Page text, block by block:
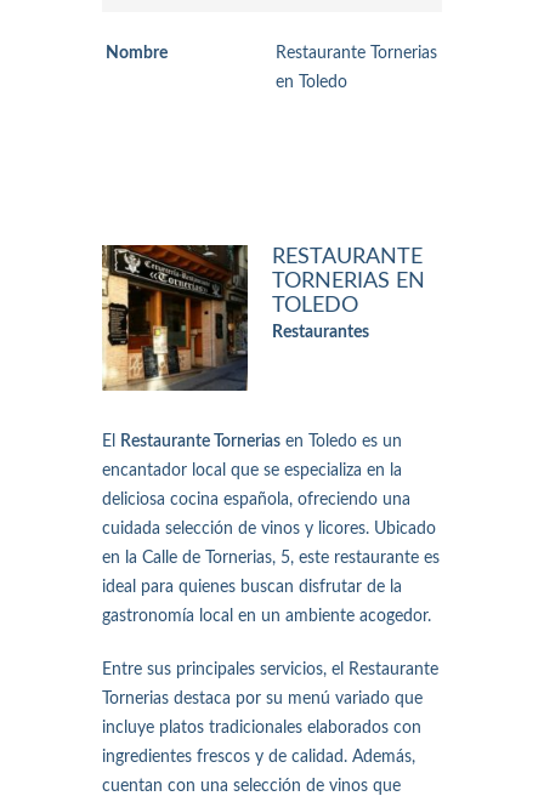
Nombre
Restaurante Tornerias
en Toledo
RESTAURANTE
TORNERIAS EN
TOLEDO
Restaurantes
El Restaurante Tornerias en Toledo es un
encantador local que se especializa en la
deliciosa cocina española, ofreciendo una
cuidada selección de vinos y licores. Ubicado
en la Calle de Tornerias, 5, este restaurante es
ideal para quienes buscan disfrutar de la
gastronomía local en un ambiente acogedor.
Entre sus principales servicios, el Restaurante
Tornerias destaca por su menú variado que
incluye platos tradicionales elaborados con
ingredientes frescos y de calidad. Además,
cuentan con una selección de vinos que